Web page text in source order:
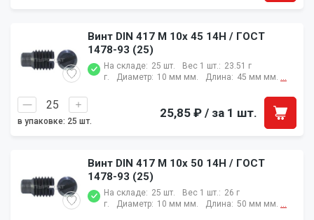
Винт DIN 417 M 10x 45 14H / ГОСТ
1478-93 (25)
На складе: 25 шт. Вес 1 шт.: 23.51 г
г.
Диаметр: 10 мм мм. Длина: 45 мм мм. ...
в упаковке: 25 шт.
25,85 ₽ / за 1 шт.
Винт DIN 417 M 10x 50 14H / ГОСТ
1478-93 (25)
На складе: 25 шт. Вес 1 шт.: 26 г
г.
Диаметр: 10 мм мм. Длина: 50 мм мм. ...